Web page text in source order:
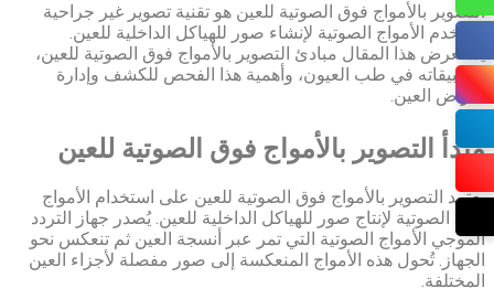
التصوير بالأمواج فوق الصوتية للعين هو تقنية تصوير غير جراحية
تستخدم الأمواج الصوتية لإنشاء صور للهياكل الداخلية للعين.
يستعرض هذا المقال مبادئ التصوير بالأمواج فوق الصوتية للعين،
وتطبيقاته في طب العيون، وأهمية هذا الفحص للكشف وإدارة
أمراض العين.
مبدأ التصوير بالأمواج فوق الصوتية للعين
يعتمد التصوير بالأمواج فوق الصوتية للعين على استخدام الأمواج
فوق الصوتية لإنتاج صور للهياكل الداخلية للعين. يُصدر جهاز التردد
الموجي الأمواج الصوتية التي تمر عبر أنسجة العين ثم تنعكس نحو
الجهاز. تُحول هذه الأمواج المنعكسة إلى صور مفصلة لأجزاء العين
المختلفة.